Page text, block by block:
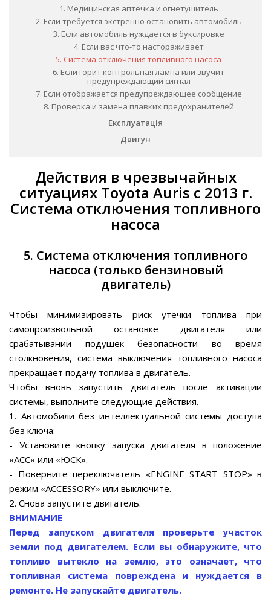
1. Медицинская аптечка и огнетушитель
2. Если требуется экстренно остановить автомобиль
3. Если автомобиль нуждается в буксировке
4. Если вас что-то настораживает
5. Система отключения топливного насоса
6. Если горит контрольная лампа или звучит
предупреждающий сигнал
7. Если отображается предупреждающее сообщение
8. Проверка и замена плавких предохранителей
Експлуатація
Двигун
Действия в чрезвычайных
ситуациях Toyota Auris с 2013 г.
Система отключения топливного
насоса
5. Система отключения топливного
насоса (только бензиновый
двигатель)
Чтобы минимизировать риск утечки топлива при
самопроизвольной остановке двигателя или
срабатывании подушек безопасности во время
столкновения, система выключения топливного насоса
прекращает подачу топлива в двигатель.
Чтобы вновь запустить двигатель после активации
системы, выполните следующие действия.
1. Автомобили без интеллектуальной системы доступа
без ключа:
- Установите кнопку запуска двигателя в положение
«АСС» или «ЮСК».
- Поверните переключатель «ENGINE START STOP» в
режим «ACCESSORY» или выключите.
2. Снова запустите двигатель.
ВНИМАНИЕ
Перед запуском двигателя проверьте участок
земли под двигателем. Если вы обнаружите, что
топливо вытекло на землю, это означает, что
топливная система повреждена и нуждается в
ремонте. Не запускайте двигатель.